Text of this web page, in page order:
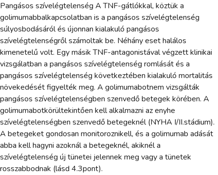
Pangásos szívelégtelenség A TNF-gátlókkal, köztük a
golimumabbalkapcsolatban is a pangásos szívelégtelenség
súlyosbodásáról és újonnan kialakuló pangásos
szívelégtelenségről számoltak be. Néhány eset halálos
kimenetelű volt. Egy másik TNF-antagonistával végzett klinikai
vizsgálatban a pangásos szívelégtelenség romlását és a
pangásos szívelégtelenség következtében kialakuló mortalitás
növekedését figyelték meg. A golimumabotnem vizsgálták
pangásos szívelégtelenségben szenvedő betegek körében. A
golimumabotkörültekintően kell alkalmazni az enyhe
szívelégtelenségben szenvedő betegeknél (NYHA I/II.stádium).
A betegeket gondosan monitoroznikell, és a golimumab adását
abba kell hagyni azoknál a betegeknél, akiknél a
szívelégtelenség új tünetei jelennek meg vagy a tünetek
rosszabbodnak (lásd 4.3pont).